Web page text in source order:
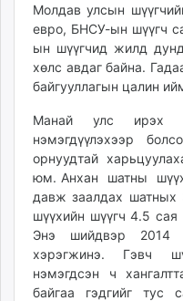
Молдав улсын
евро, БНСУ-ын шүүгч
ын шүүгчид жилд
хөлс авдаг байна.
байгууллагын цалин
Манай улс ирэх
нэмэгдүүлэхээр
орнуудтай
юм. Анхан шатны
давж заалдах
шүүхийн шүүгч 4.5
Энэ шийдвэр 2014
хэрэгжинэ. Гэвч
нэмэгдсэн ч
байгаа гэдгийг тус